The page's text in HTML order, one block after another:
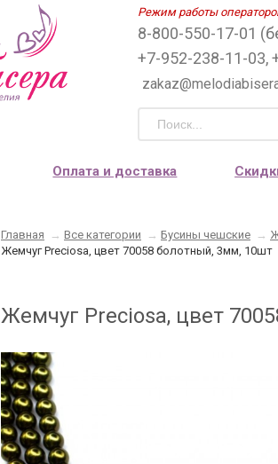
Режим работы
8-800-550-17-01
+7-952-238-11-03,
Оплата и доставка
Главная → Все категории → Бусины чешские →
Жемчуг Preciosa, цвет 70058 болотный, 3мм, 10шт
Жемчуг Preciosa, цвет